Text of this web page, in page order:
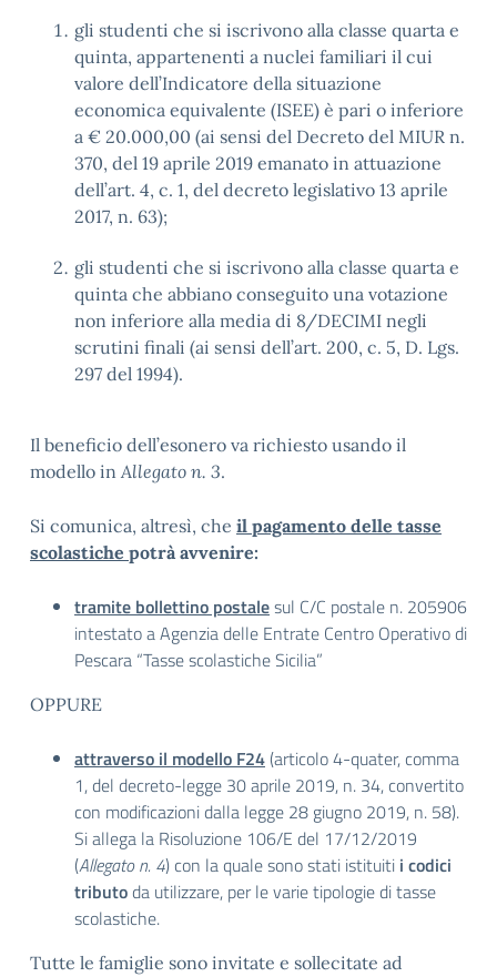
gli studenti che si iscrivono alla classe quarta e
quinta, appartenenti a nuclei familiari il cui
valore dell’Indicatore della situazione
economica equivalente (ISEE) è pari o inferiore
a € 20.000,00 (ai sensi del Decreto del MIUR n.
370, del 19 aprile 2019 emanato in attuazione
dell’art. 4, c. 1, del decreto legislativo 13 aprile
2017, n. 63);
gli studenti che si iscrivono alla classe quarta e
quinta che abbiano conseguito una votazione
non inferiore alla media di 8/DECIMI negli
scrutini finali (ai sensi dell’art. 200, c. 5, D. Lgs.
297 del 1994).
Il beneficio dell’esonero va richiesto usando il
modello in Allegato n. 3.
Si comunica, altresì, che il pagamento delle tasse
scolastiche potrà avvenire:
tramite bollettino postalesul C/C postale n. 205906
intestato a Agenzia delle Entrate Centro Operativo di
Pescara “Tasse scolastiche Sicilia”
OPPURE
attraverso il modello F24 (articolo 4-quater, comma
1, del decreto-legge 30 aprile 2019, n. 34, convertito
con modificazioni dalla legge 28 giugno 2019, n. 58).
Si allega la Risoluzione 106/E del 17/12/2019
(Allegato n. 4) con la quale sono stati istituiti i codici
tributoda utilizzare, per le varie tipologie di tasse
scolastiche.
Tutte le famiglie sono invitate e sollecitate ad